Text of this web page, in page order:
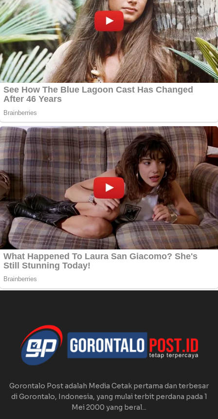
Gorontalo Post adalah Media Cetak pertama dan terbesar
di Gorontalo, Indonesia, yang mulai terbit perdana pada 1
Mei 2000 yang beral...